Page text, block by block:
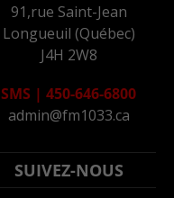
91,rue Saint-Jean
Longueuil (Québec)
J4H 2W8
SMS | 450-646-6800
admin@fm1033.ca
SUIVEZ-NOUS